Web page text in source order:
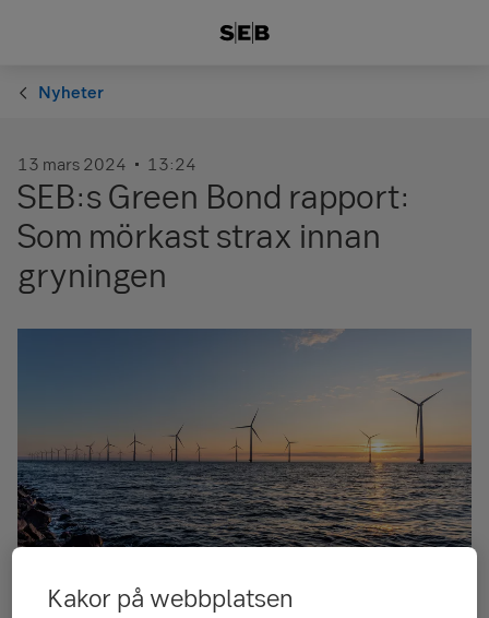
Nyheter
13 mars 2024 13:24
SEB:s Green Bond rapport:
Som mörkast strax innan
gryningen
Kakor på webbplatsen